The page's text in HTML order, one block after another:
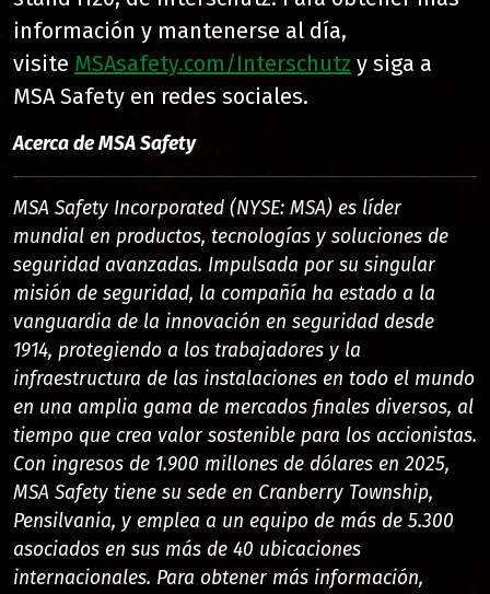
información y mantenerse al día,
visite MSAsafety.com/Interschutz y siga a
MSA Safety en redes sociales.
Acerca de MSA Safety
MSA Safety Incorporated (NYSE: MSA) es líder
mundial en productos, tecnologías y soluciones de
seguridad avanzadas. Impulsada por su singular
misión de seguridad, la compañía ha estado a la
vanguardia de la innovación en seguridad desde
1914, protegiendo a los trabajadores y la
infraestructura de las instalaciones en todo el mundo
en una amplia gama de mercados finales diversos, al
tiempo que crea valor sostenible para los accionistas.
Con ingresos de 1.900 millones de dólares en 2025,
MSA Safety tiene su sede en Cranberry Township,
Pensilvania, y emplea a un equipo de más de 5.300
asociados en sus más de 40 ubicaciones
internacionales. Para obtener más información,